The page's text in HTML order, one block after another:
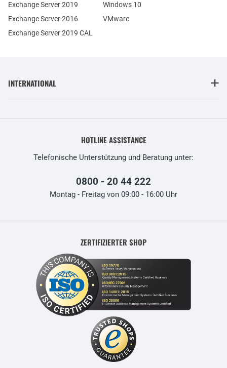
Exchange Server 2019
Exchange Server 2016
Exchange Server 2019 CAL
Windows 10
VMware
INTERNATIONAL
HOTLINE ASSISTANCE
Telefonische Unterstützung und Beratung unter:
0800 - 20 44 222
Montag - Freitag von 09:00 - 16:00 Uhr
ZERTIFIZIERTER SHOP